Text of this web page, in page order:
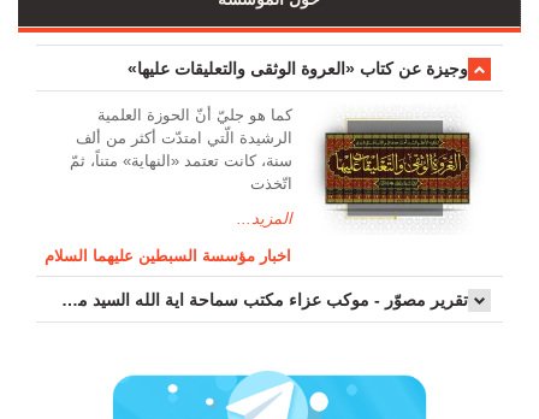
وجیزة عن کتاب «العروة الوثقی والتعلیقات علیها»
کما هو جليّ أنّ الحوزة العلمیة
الرشیدة الّتي امتدّت أكثر من ألف
سنة، كانت تعتمد «النهاية» متناً، ثمّ
اتّخذت
المزيد...
اخبار مؤسسة السبطين عليهما السلام
تقرير مصوّر - موكب عزاء مکتب سماحة اية الله السيد مرتضى الموسوي الاصفهاني في يوم إستشهاد السيدة فاطم...